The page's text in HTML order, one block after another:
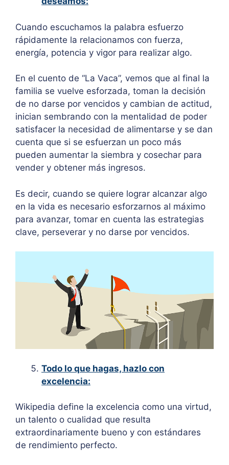
Cuando escuchamos la palabra esfuerzo
rápidamente la relacionamos con fuerza,
energía, potencia y vigor para realizar algo.
En el cuento de “La Vaca”, vemos que al final la
familia se vuelve esforzada, toman la decisión
de no darse por vencidos y cambian de actitud,
inician sembrando con la mentalidad de poder
satisfacer la necesidad de alimentarse y se dan
cuenta que si se esfuerzan un poco más
pueden aumentar la siembra y cosechar para
vender y obtener más ingresos.
Es decir, cuando se quiere lograr alcanzar algo
en la vida es necesario esforzarnos al máximo
para avanzar, tomar en cuenta las estrategias
clave, perseverar y no darse por vencidos.
Todo lo que hagas, hazlo con
excelencia:
Wikipedia define la excelencia como una virtud,
un talento o cualidad que resulta
extraordinariamente bueno y con estándares
de rendimiento perfecto.